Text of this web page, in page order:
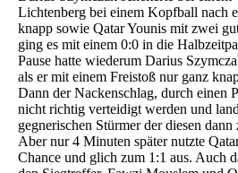
Lichtenberg bei einem Kopfball nach
knapp sowie Qatar Younis mit zwei
ging es mit einem 0:0 in die
Pause hatte wiederum Darius
als er mit einem Freistoß nur ganz
Dann der Nackenschlag, durch einen
nicht richtig verteidigt werden und
gegnerischen Stürmer der diesen
Aber nur 4 Minuten später nutzte
Chance und glich zum 1:1 aus. Auch